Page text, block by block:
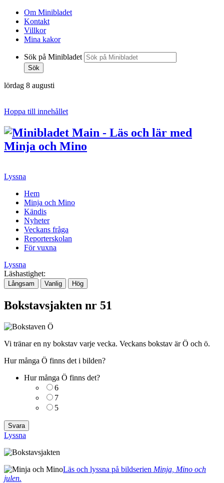
Om Minibladet
Kontakt
Villkor
Mina kakor
Sök på Minibladet
Sök
lördag 8 augusti
Hoppa till innehållet
Lyssna
Hem
Minja och Mino
Kändis
Nyheter
Veckans fråga
Reporterskolan
För vuxna
Lyssna
Läshastighet:
Långsam Vanlig Hög
Bokstavsjakten nr 51
Vi tränar en ny bokstav varje vecka. Veckans bokstav är Ö och ö.
Hur många Ö finns det i bilden?
Hur många Ö finns det?
6
7
5
Lyssna
Läs och lyssna på bildserien Minja, Mino och
julen.